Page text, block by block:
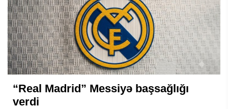
“Real Madrid” Messiyə başsağlığı
verdi